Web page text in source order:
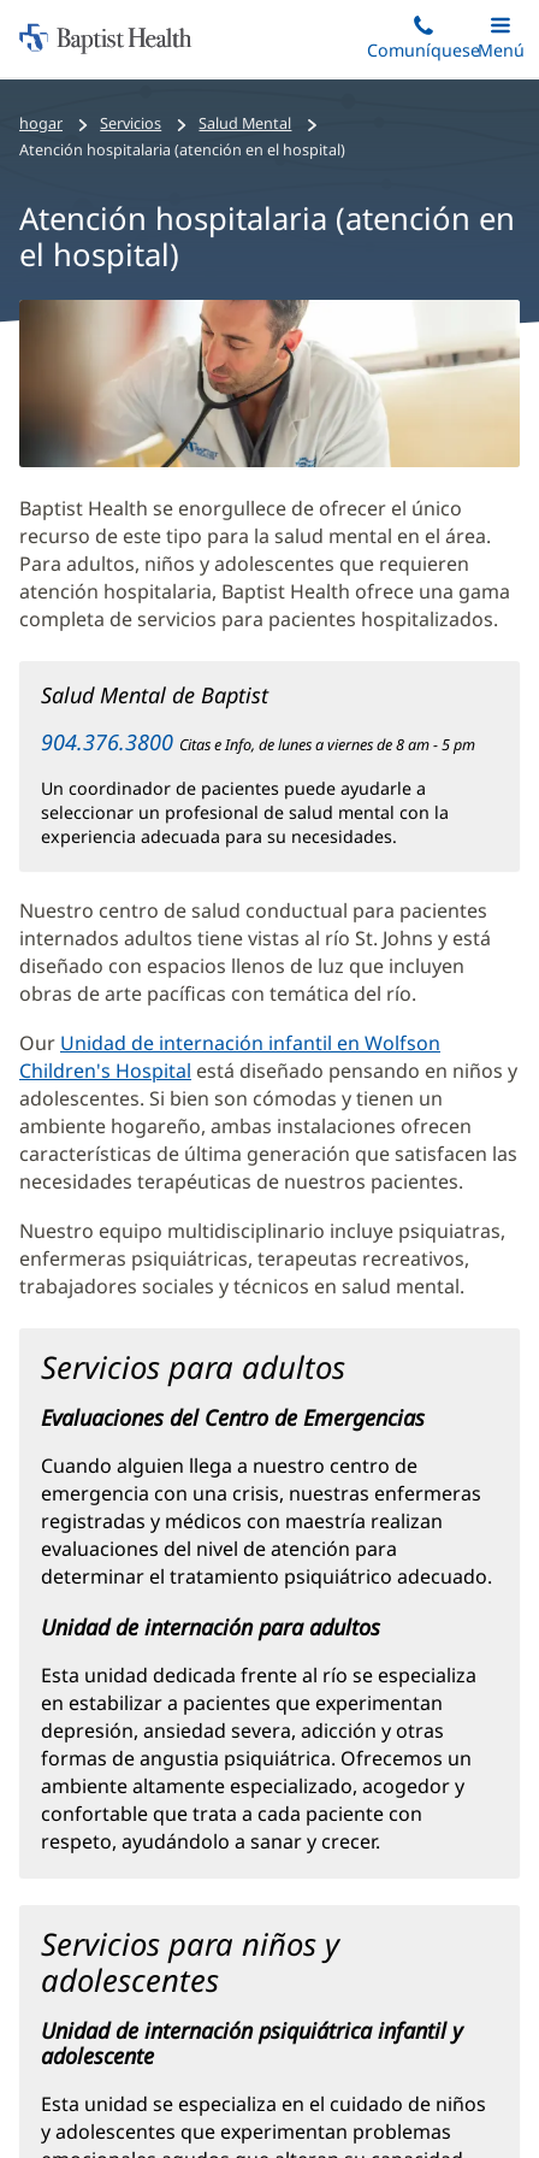
al
principal
Iniciar:
Baptist
ComuníqueseMenú
hogar Servicios
Salud Mental
Atención hospitalaria (atención en el hospital)
Atención hospitalaria (atención en
el hospital)
Atención
hospitalaria
(Atención
en
Contenido
principal
Baptist Health se enorgullece de ofrecer el único
recurso de este tipo para la salud mental en el área.
Para adultos, niños y adolescentes que requieren
atención hospitalaria, Baptist Health ofrece una gama
completa de servicios para pacientes hospitalizados.
Salud Mental de Baptist
904.376.3800 Citas e Info, de lunes a viernes de 8 am - 5 pm
Un coordinador de pacientes puede ayudarle a
seleccionar un profesional de salud mental con la
experiencia adecuada para su necesidades.
Nuestro centro de salud conductual para pacientes
internados adultos tiene vistas al río St. Johns y está
diseñado con espacios llenos de luz que incluyen
obras de arte pacíficas con temática del río.
Our Unidad de internación infantil en Wolfson
Children's Hospital (Se
abre
en
una
ventana
está diseñado pensando en niños y
adolescentes. Si bien son cómodas y tienen un
ambiente hogareño, ambas instalaciones ofrecen
características de última generación que satisfacen las
necesidades terapéuticas de nuestros pacientes.
Nuestro equipo multidisciplinario incluye psiquiatras,
enfermeras psiquiátricas, terapeutas recreativos,
trabajadores sociales y técnicos en salud mental.
Servicios para adultos
Evaluaciones del Centro de Emergencias
Cuando alguien llega a nuestro centro de
emergencia con una crisis, nuestras enfermeras
registradas y médicos con maestría realizan
evaluaciones del nivel de atención para
determinar el tratamiento psiquiátrico adecuado.
Unidad de internación para adultos
Esta unidad dedicada frente al río se especializa
en estabilizar a pacientes que experimentan
depresión, ansiedad severa, adicción y otras
formas de angustia psiquiátrica. Ofrecemos un
ambiente altamente especializado, acogedor y
confortable que trata a cada paciente con
respeto, ayudándolo a sanar y crecer.
Servicios para niños y
adolescentes
Unidad de internación psiquiátrica infantil y
adolescente
Esta unidad se especializa en el cuidado de niños
y adolescentes que experimentan problemas